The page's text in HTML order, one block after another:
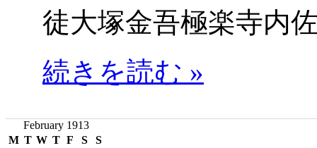
徒大塚金吾極楽寺内
続きを読む »
February 1913
M T W T F S S